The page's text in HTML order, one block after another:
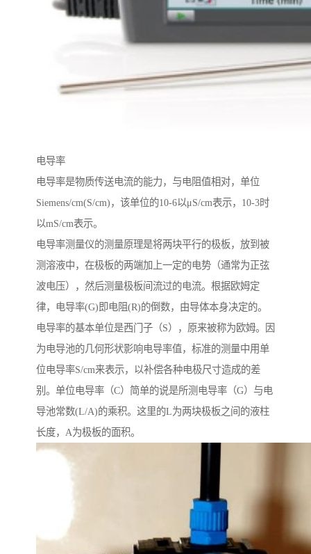
电导率
电导率是物质传送电流的能力，与电阻值相对，单位
Siemens/cm(S/cm)，该单位的10-6以μS/cm表示，10-3时
以mS/cm表示。
电导率测量仪的测量原理是将两块平行的极板，放到被
测溶液中，在极板的两端加上一定的电势（通常为正弦
波电压），然后测量极板间流过的电流。根据欧姆定
律，电导率(G)即电阻(R)的倒数，由导体本身决定的。
电导率的基本单位是西门子（S），原来被称为欧姆。因
为电导池的几何形状影响电导率值，标准的测量中用单
位电导率S/cm来表示，以补偿各种电极尺寸造成的差
别。单位电导率（C）简单的说是所测电导率（G）与电
导池常数(L/A)的乘积。这里的L为两块极板之间的液柱
长度，A为极板的面积。